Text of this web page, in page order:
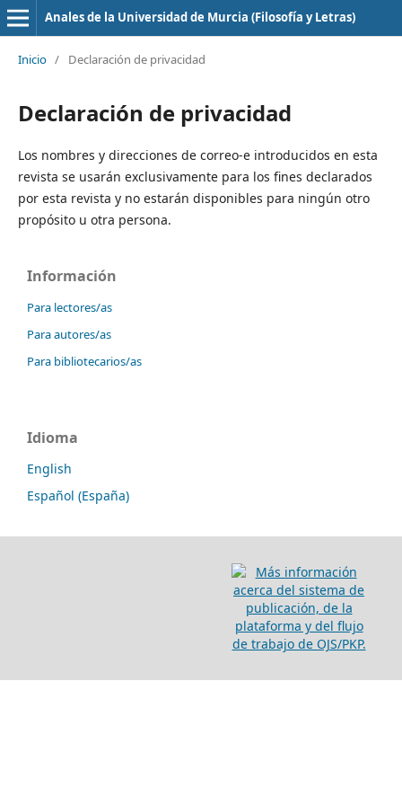
Anales de la Universidad de Murcia (Filosofía y Letras)
Inicio / Declaración de privacidad
Declaración de privacidad
Los nombres y direcciones de correo-e introducidos en esta
revista se usarán exclusivamente para los fines declarados
por esta revista y no estarán disponibles para ningún otro
propósito u otra persona.
Información
Para lectores/as
Para autores/as
Para bibliotecarios/as
Idioma
English
Español (España)